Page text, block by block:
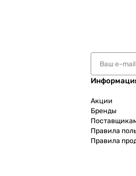
Акции
Бренды
Правила
Правила